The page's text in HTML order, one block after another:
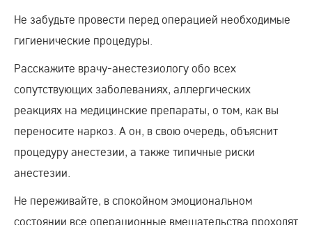
Не забудьте провести перед операцией необходимые
гигиенические процедуры.
Расскажите врачу-анестезиологу обо всех
сопутствующих заболеваниях, аллергических
реакциях на медицинские препараты, о том, как вы
переносите наркоз. А он, в свою очередь, объяснит
процедуру анестезии, а также типичные риски
анестезии.
Не переживайте, в спокойном эмоциональном
состоянии все операционные вмешательства проходят